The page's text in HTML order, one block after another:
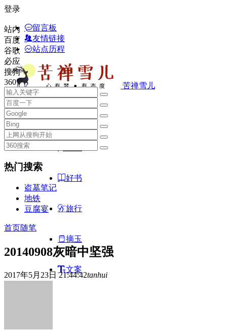
登录
留言板
友情链接
站点历程
苦禅雪儿
首页
好书
旅行
摘玉
文案
站内
百度
谷歌
必应
搜狗
360
热门搜索
盗墓笔记
地铁
豆腐宴
首页随笔
20140908灰暗中坚强
2017年5月23日 21:44:42tanhui